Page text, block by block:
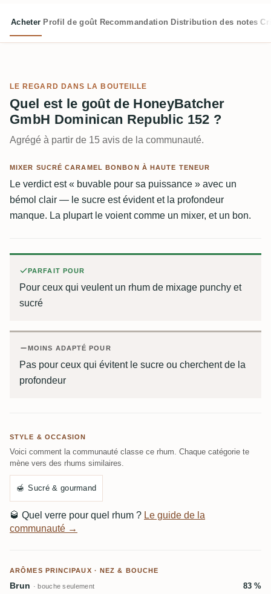
Acheter Profil de goût Recommandation Distribution des notes
LE REGARD DANS LA BOUTEILLE
Quel est le goût de HoneyBatcher
GmbH Dominican Republic 152 ?
Agrégé à partir de 15 avis de la communauté.
MIXER SUCRÉ CARAMEL BONBON À HAUTE TENEUR
Le verdict est « buvable pour sa puissance » avec un
bémol clair — le sucre est évident et la profondeur
manque. La plupart le voient comme un mixer, et un bon.
PARFAIT POUR
Pour ceux qui veulent un rhum de mixage punchy et
sucré
MOINS ADAPTÉ POUR
Pas pour ceux qui évitent le sucre ou cherchent de la
profondeur
STYLE & OCCASION
Voici comment la communauté classe ce rhum. Chaque catégorie te
mène vers des rhums similaires.
🍯 Sucré & gourmand
🥃 Quel verre pour quel rhum ? Le guide de la
communauté →
ARÔMES PRINCIPAUX · NEZ & BOUCHE
Brun · bouche seulement 83 %